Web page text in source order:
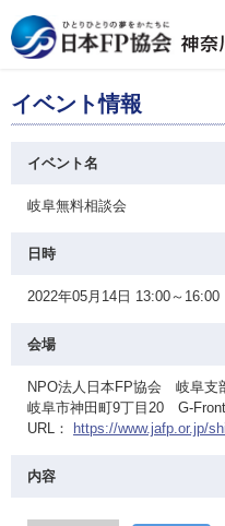
イベント情報
イベント名
岐阜無料相談会
日時
2022年05月14日 13:00～16:00
会場
NPO法人日本FP協会 岐阜支
岐阜市神田町9丁目20 G-
URL：
https://www.jafp.or.jp/
内容